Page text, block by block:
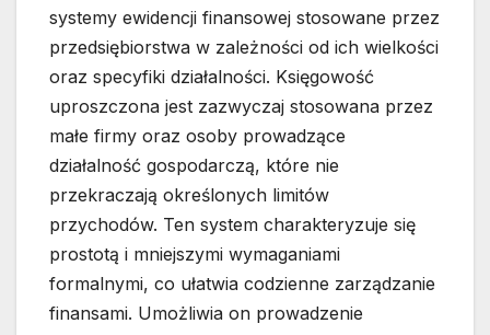
systemy ewidencji finansowej stosowane przez
przedsiębiorstwa w zależności od ich wielkości
oraz specyfiki działalności. Księgowość
uproszczona jest zazwyczaj stosowana przez
małe firmy oraz osoby prowadzące
działalność gospodarczą, które nie
przekraczają określonych limitów
przychodów. Ten system charakteryzuje się
prostotą i mniejszymi wymaganiami
formalnymi, co ułatwia codzienne zarządzanie
finansami. Umożliwia on prowadzenie